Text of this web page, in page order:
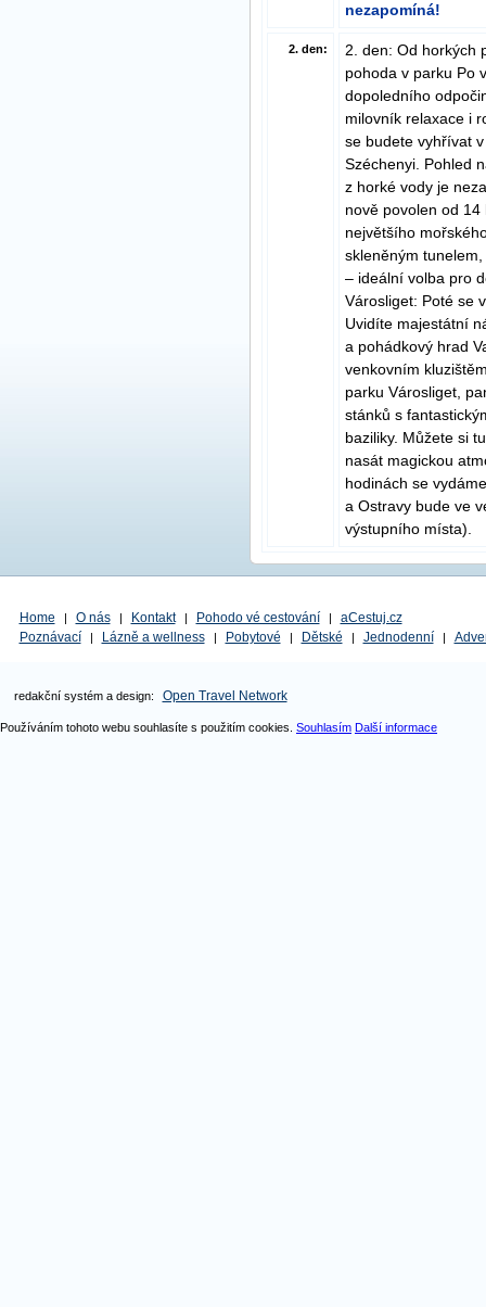
nezapomíná!
2. den:
2. den: Od horkých
pohoda v parku Po
dopoledního
milovník relaxace i
se budete vyhřívat
Széchenyi. Pohled
z horké vody je
nově povolen od
největšího
skleněným
– ideální volba pro
Városliget: Poté se
Uvidíte majestátní
a pohádkový hrad
venkovním
parku Városliget,
stánků s
baziliky. Můžete si
nasát magickou
hodinách se
a Ostravy bude ve
výstupního místa).
Home | O nás | Kontakt | Pohodo vé cestování |
aCestuj.cz
Poznávací
| Lázně a wellness | Pobytové | Dětské | Jednodenní |
redakční systém a design: Open Travel Network
Používáním tohoto webu souhlasíte s použitím cookies. Souhlasím Další informace